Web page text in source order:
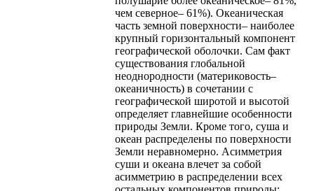
чем северное– 61%). Океаническая
часть земной поверхности– наиболее
крупный горизонтальный компонент
географической оболочки. Сам факт
существования глобальной
неоднородности (материковость–
океаничность) в сочетании с
географической широтой и высотой
определяет главнейшие особенности
природы Земли. Кроме того, суша и
океан распределены по поверхности
Земли неравномерно. Асимметрия
суши и океана влечет за собой
асимметрию в распределении всех